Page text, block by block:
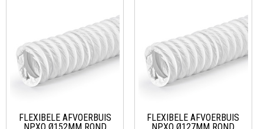
FLEXIBELE AFVOERBUIS
FLEXIBELE AFVOERBUIS